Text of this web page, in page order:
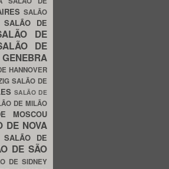
SALÃO
SALÃO DE
DE
DE
HANNOVER
SALÃO DE
SALÃO DE
DE MILÃO
MOSCOU
DE NOVA
SALÃO DE
DE SÃO
DE SIDNEY